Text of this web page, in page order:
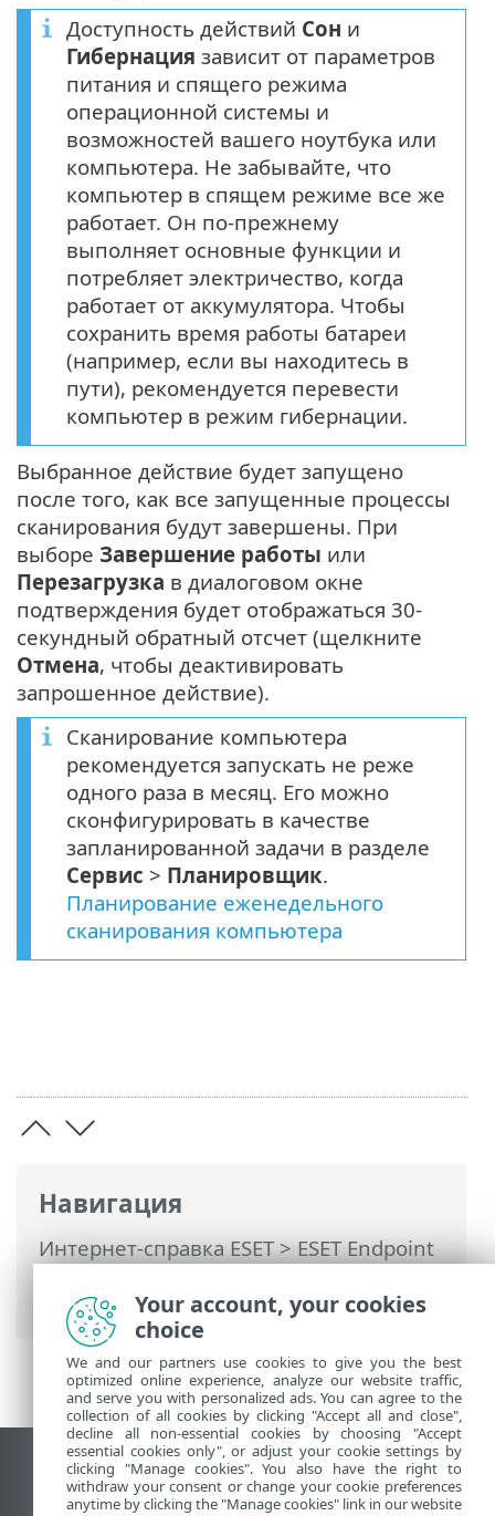
Навигация
Интернет-справка ESET>ESET Endpoint
Security > Сканирование компьютера
Доступность действий Сон и
Гибернация зависит от параметров
питания и спящего режима
операционной системы и
возможностей вашего ноутбука или
компьютера. Не забывайте, что
компьютер в спящем режиме все же
работает. Он по-прежнему
выполняет основные функции и
потребляет электричество, когда
работает от аккумулятора. Чтобы
сохранить время работы батареи
(например, если вы находитесь в
пути), рекомендуется перевести
компьютер в режим гибернации.
Выбранное действие будет запущено
после того, как все запущенные процессы
сканирования будут завершены. При
выборе Завершение работы или
Перезагрузка в диалоговом окне
подтверждения будет отображаться 30-
секундный обратный отсчет (щелкните
Отмена, чтобы деактивировать
запрошенное действие).
Сканирование компьютера
рекомендуется запускать не реже
одного раза в месяц. Его можно
сконфигурировать в качестве
запланированной задачи в разделе
Сервис > Планировщик.
Планирование еженедельного
сканирования компьютера
Использовать сайт для ПК
End of Life
Your account, your cookies
choice
We and our partners use cookies to give you the best
optimized online experience, analyze our website traffic,
and serve you with personalized ads. You can agree to the
collection of all cookies by clicking "Accept all and close",
decline all non-essential cookies by choosing "Accept
essential cookies only", or adjust your cookie settings by
clicking "Manage cookies". You also have the right to
withdraw your consent or change your cookie preferences
anytime by clicking the "Manage cookies" link in our website